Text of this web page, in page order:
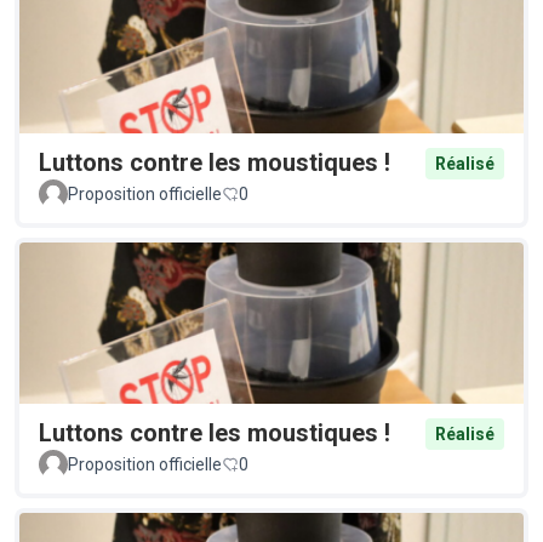
Luttons contre les moustiques !
Réalisé
Proposition officielle
0
Luttons contre les moustiques !
Réalisé
Proposition officielle
0